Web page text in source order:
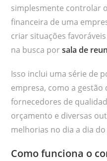
simplesmente controlar
financeira de uma
criar situações
na busca porsala de
Isso inclui uma série de
empresa, como a
fornecedores de
orçamento e diversas
melhorias no dia a dia
Como funciona o